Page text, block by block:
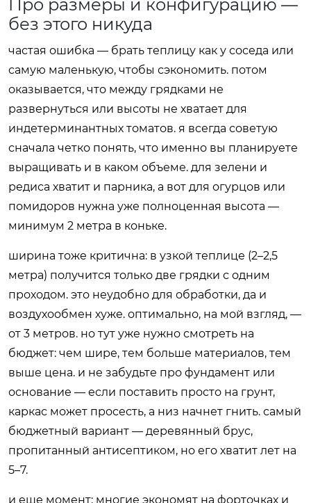
Про размеры и конфигурацию —
без этого никуда
частая ошибка — брать теплицу как у соседа или
самую маленькую, чтобы сэкономить. потом
оказывается, что между грядками не
развернуться или высоты не хватает для
индетерминантных томатов. я всегда советую
сначала четко понять, что именно вы планируете
выращивать и в каком объеме. для зелени и
редиса хватит и парника, а вот для огурцов или
помидоров нужна уже полноценная высота —
минимум 2 метра в коньке.
ширина тоже критична: в узкой теплице (2–2,5
метра) получится только две грядки с одним
проходом. это неудобно для обработки, да и
воздухообмен хуже. оптимально, на мой взгляд, —
от 3 метров. но тут уже нужно смотреть на
бюджет: чем шире, тем больше материалов, тем
выше цена. и не забудьте про фундамент или
основание — если поставить просто на грунт,
каркас может просесть, а низ начнет гнить. самый
бюджетный вариант — деревянный брус,
пропитанный антисептиком, но его хватит лет на
5–7.
и еще момент: многие экономят на форточках и